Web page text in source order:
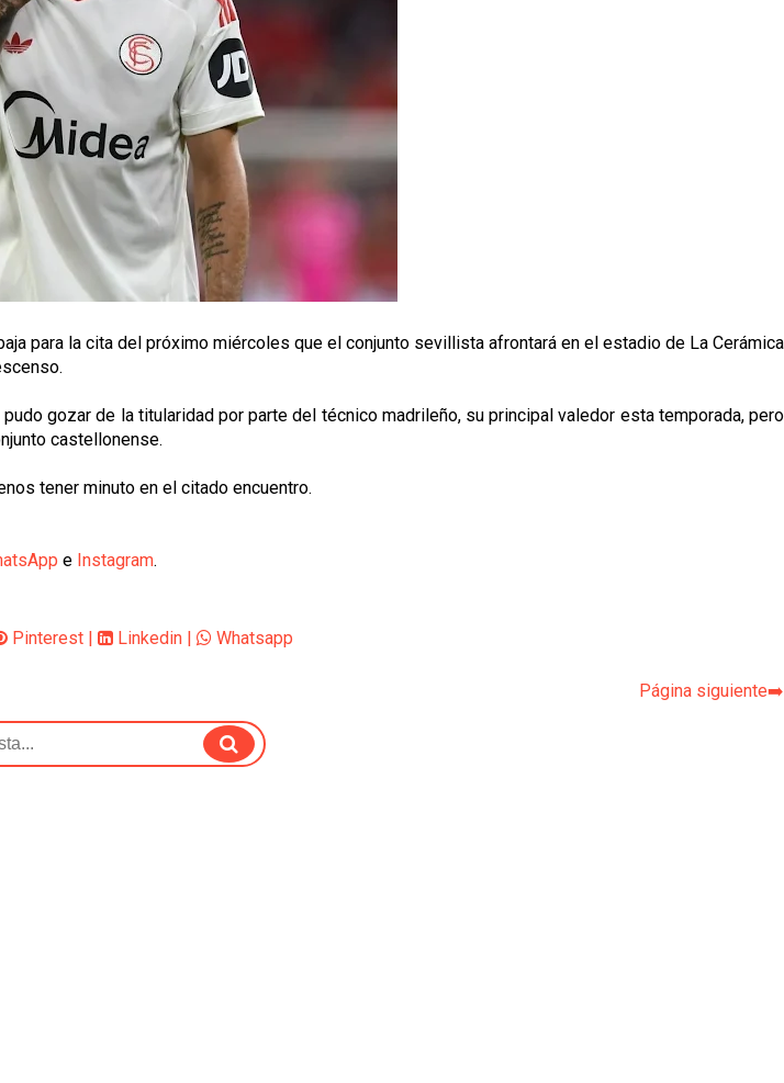
para la cita del próximo miércoles que el conjunto sevillista afrontará en el estadio de La Cerámica
gozar de la titularidad por parte del técnico madrileño, su principal valedor esta temporada, pero
castellonense.
tener minuto en el citado encuentro.
e Instagram.
Pinterest | Linkedin | Whatsapp
Página siguiente➡️